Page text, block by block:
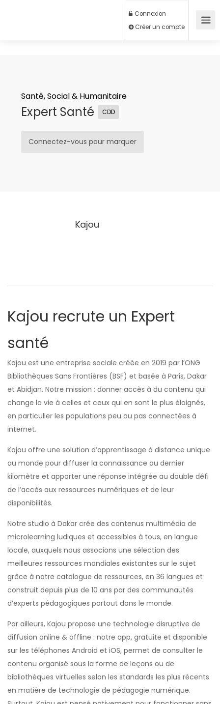
Connexion
Créer un compte
Santé, Social & Humanitaire
Expert Santé CDD
Connectez-vous pour marquer
Kajou
Kajou recrute un Expert
santé
Kajou est une entreprise sociale créée en 2019 par l’ONG
Bibliothèques Sans Frontières (BSF) et basée à Paris, Dakar
et Abidjan. Notre mission : donner accès à du contenu qui
change la vie à celles et ceux qui en sont le plus éloignés,
en particulier les populations peu ou pas connectées à
internet.
Kajou offre une solution d’apprentissage à distance unique
au monde pour diffuser la connaissance au dernier
kilomètre et apporter une réponse intégrée au double défi
de l’accès aux ressources numériques et de leur
disponibilités.
Notre studio à Dakar crée des contenus multimédia de
microlearning ludiques et accessibles à tous, en langue
locale, auxquels nous associons une sélection des
meilleures ressources mondiales existantes sur le sujet
grâce à notre catalogue de ressources, en 36 langues et
construit depuis plus de 10 ans par des communautés
d’experts pédagogiques partout dans le monde.
Par ailleurs, Kajou propose une technologie disruptive de
diffusion online & offline : notre app, gratuite et disponible
sur les téléphones Android et iOS, permet de consulter le
contenu organisé sous la forme de leçons ou de
bibliothèques virtuelles selon les standards les plus récents
en matière de technologie de pédagogie numérique.